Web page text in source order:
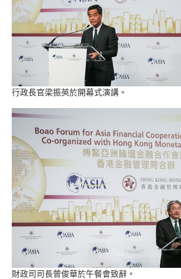
行政長官梁振英於開幕式演講。
財政司司長曾俊華於午餐會致辭。